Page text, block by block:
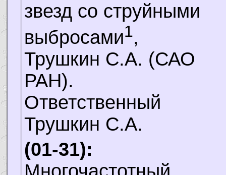
звезд со струйными
выбросами1,
Трушкин С.А. (САО
РАН).
Ответственный
Трушкин С.А.
(01-31):